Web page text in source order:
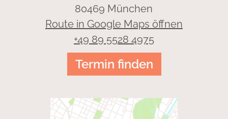
80469 München
Route in Google Maps öffnen
+49 89 5528 4975
Termin finden